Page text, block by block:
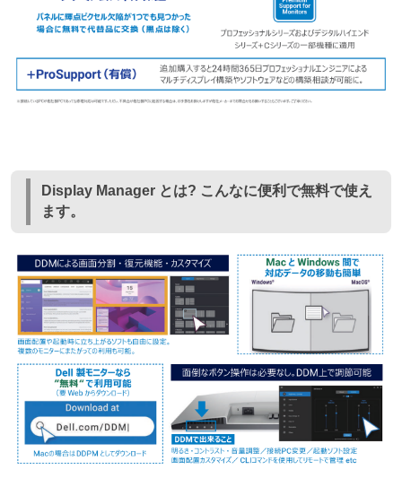
Display Manager とは? こんなに便利で無料で使え
ます。